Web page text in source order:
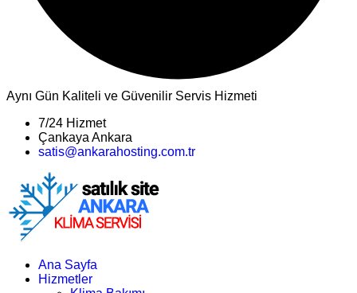
Aynı Gün Kaliteli ve Güvenilir Servis Hizmeti
7/24 Hizmet
Çankaya Ankara
satis@ankarahosting.com.tr
Ana Sayfa
Hizmetler